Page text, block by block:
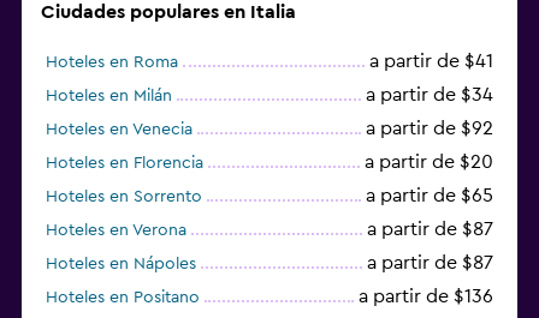
Ciudades populares en Italia
Hoteles en Roma a partir de $41
Hoteles en Milán a partir de $34
Hoteles en Venecia a partir de $92
Hoteles en Florencia a partir de $20
Hoteles en Sorrento a partir de $65
Hoteles en Verona a partir de $87
Hoteles en Nápoles a partir de $87
Hoteles en Positano a partir de $136